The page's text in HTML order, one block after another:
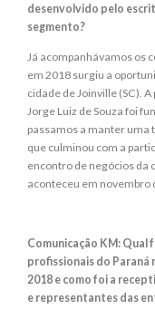
desenvolvido pelo
segmento?
Já acompanhávamos os
em 2018 surgiu a
cidade de Joinville (SC).
Jorge Luiz de Souza foi
passamos a manter uma
que culminou com a
encontro de negócios da
aconteceu em novembro
Comunicação KM:
profissionais do Paraná
2018 e como foi a
e representantes das